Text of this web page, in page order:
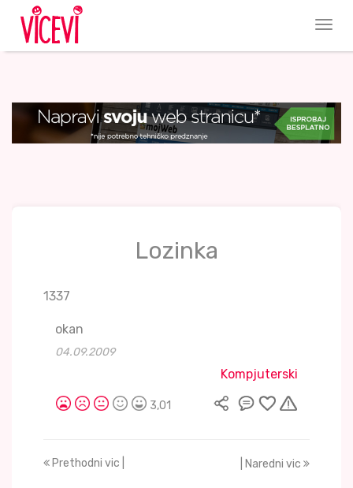
Lozinka
1337
okan
04.09.2009
Kompjuterski
3,01
Prethodni vic | | Naredni vic